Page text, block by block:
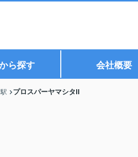
ら探す 会社概要
プロスパーヤマシタII